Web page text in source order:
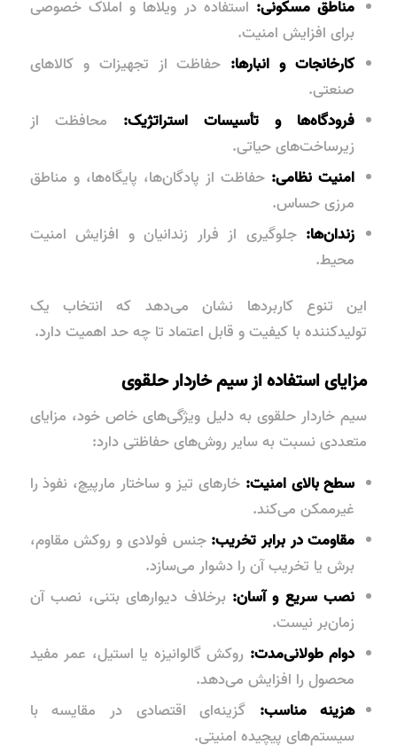
مناطق مسکونی: استفاده در ویلاها و املاک خصوصی
برای افزایش امنیت.
کارخانجات و انبارها: حفاظت از تجهیزات و کالاهای
صنعتی.
فرودگاه‌ها و تأسیسات استراتژیک: محافظت از
زیرساخت‌های حیاتی.
امنیت نظامی: حفاظت از پادگان‌ها، پایگاه‌ها، و مناطق
مرزی حساس.
زندان‌ها: جلوگیری از فرار زندانیان و افزایش امنیت
محیط.
این تنوع کاربردها نشان می‌دهد که انتخاب یک
تولیدکننده با کیفیت و قابل اعتماد تا چه حد اهمیت دارد.
مزایای استفاده از سیم خاردار حلقوی
سیم خاردار حلقوی به دلیل ویژگی‌های خاص خود، مزایای
متعددی نسبت به سایر روش‌های حفاظتی دارد:
سطح بالای امنیت: خارهای تیز و ساختار مارپیچ، نفوذ را
غیرممکن می‌کند.
مقاومت در برابر تخریب: جنس فولادی و روکش مقاوم،
برش یا تخریب آن را دشوار می‌سازد.
نصب سریع و آسان: برخلاف دیوارهای بتنی، نصب آن
زمان‌بر نیست.
دوام طولانی‌مدت: روکش گالوانیزه یا استیل، عمر مفید
محصول را افزایش می‌دهد.
هزینه مناسب: گزینه‌ای اقتصادی در مقایسه با
سیستم‌های پیچیده امنیتی.